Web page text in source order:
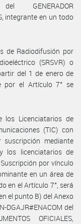
del GENERADOR
integrante en un todo
de Radiodifusión por
(SRSVR) o
del 1 de enero de
por el Artículo 7° se
los Licenciatarios de
(TIC) con
mediante
los licenciatarios de
por vínculo
en un área de
en el Artículo 7°, será
el punto B) del Anexo
DGAJR#ENACOM del
OFICIALES,